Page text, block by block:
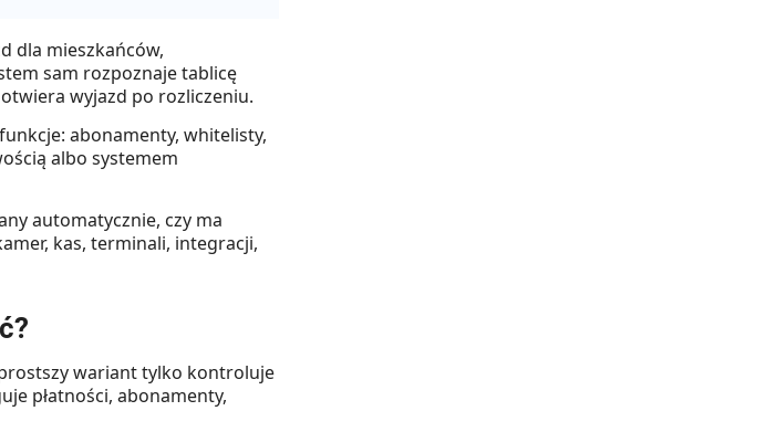
dla mieszkańców,
sam rozpoznaje tablicę
wyjazd po rozliczeniu.
abonamenty, whitelisty,
albo systemem
automatycznie, czy ma
kas, terminali, integracji,
wariant tylko kontroluje
płatności, abonamenty,